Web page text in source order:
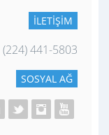
İLETIŞIM
(224) 441-5803
SOSYAL AĞ